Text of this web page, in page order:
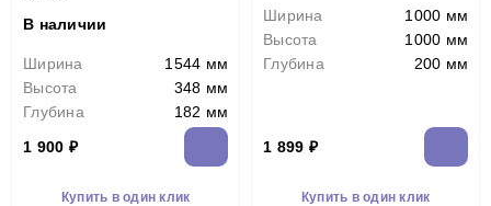
В наличии
Ширина
1544 мм
Высота
348 мм
Глубина
182 мм
1 900 ₽
Купить в один клик
Ширина
1000 мм
Высота
1000 мм
Глубина
200 мм
1 899 ₽
Купить в один клик